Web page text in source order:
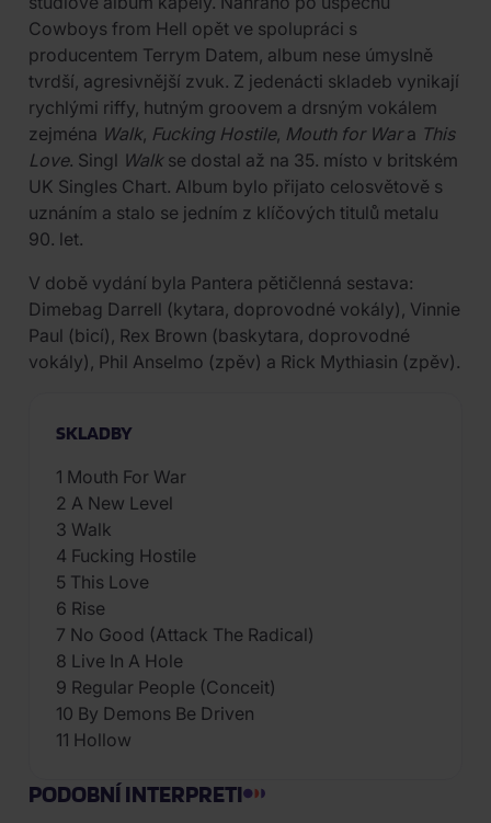
Cowboys from Hell opět ve spolupráci s
producentem Terrym Datem, album nese úmyslně
tvrdší, agresivnější zvuk. Z jedenácti skladeb vynikají
rychlými riffy, hutným groovem a drsným vokálem
zejména Walk, Fucking Hostile, Mouth for Wara This
Love. Singl Walkse dostal až na 35. místo v britském
UK Singles Chart. Album bylo přijato celosvětově s
uznáním a stalo se jedním z klíčových titulů metalu
90. let.
V době vydání byla Pantera pětičlenná sestava:
Dimebag Darrell (kytara, doprovodné vokály), Vinnie
Paul (bicí), Rex Brown (baskytara, doprovodné
vokály), Phil Anselmo (zpěv) a Rick Mythiasin (zpěv).
SKLADBY
1 Mouth For War
2 A New Level
3 Walk
4 Fucking Hostile
5 This Love
6 Rise
7 No Good (Attack The Radical)
8 Live In A Hole
9 Regular People (Conceit)
10 By Demons Be Driven
11 Hollow
PODOBNÍ INTERPRETI